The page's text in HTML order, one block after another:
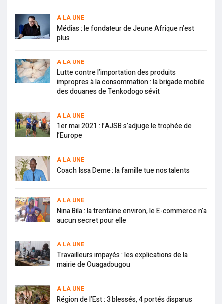
A LA UNE
Médias : le fondateur de Jeune Afrique n’est
plus
A LA UNE
Lutte contre l’importation des produits
impropres à la consommation : la brigade mobile
des douanes de Tenkodogo sévit
A LA UNE
1er mai 2021 : l’AJSB s’adjuge le trophée de
l’Europe
A LA UNE
Coach Issa Deme : la famille tue nos talents
A LA UNE
Nina Bila : la trentaine environ, le E-commerce n’a
aucun secret pour elle
A LA UNE
Travailleurs impayés : les explications de la
mairie de Ouagadougou
A LA UNE
Région de l’Est : 3 blessés, 4 portés disparus